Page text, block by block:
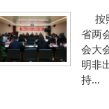
按
省两
会大
明非
持...